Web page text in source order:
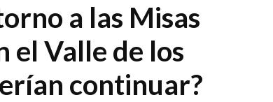
a las Misas
el Valle de los
continuar?